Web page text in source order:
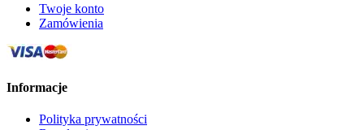
Twoje konto
Zamówienia
Informacje
Polityka prywatności